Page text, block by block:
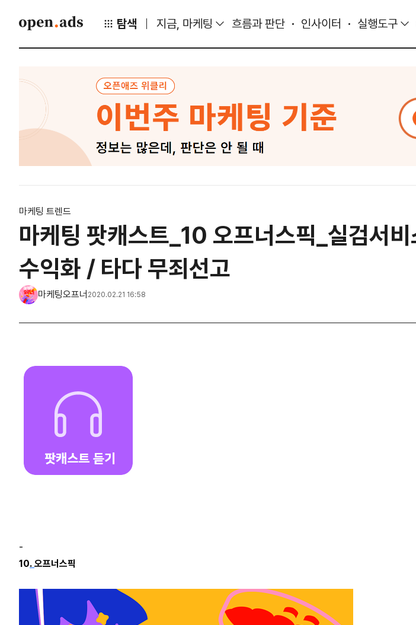
탐색 지금, 마케팅 흐름과 판단 인사이터 실행도구
마케팅 트렌드
마케팅 팟캐스트_10 오프너스픽_실검서
수익화 / 타다 무죄선고
마케팅오프너 2020.02.21 16:58
-
10. 오프너스픽